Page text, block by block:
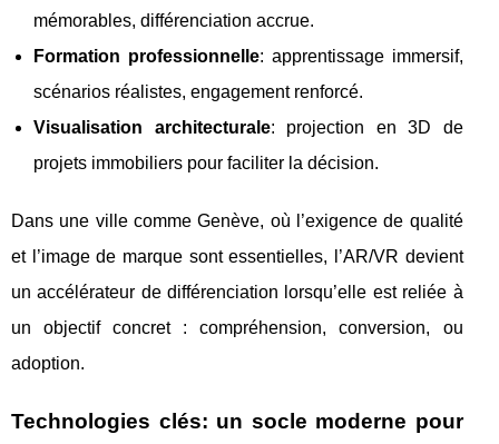
mémorables, différenciation accrue.
Formation professionnelle: apprentissage immersif,
scénarios réalistes, engagement renforcé.
Visualisation architecturale: projection en 3D de
projets immobiliers pour faciliter la décision.
Dans une ville comme Genève, où l’exigence de qualité
et l’image de marque sont essentielles, l’AR/VR devient
un accélérateur de différenciation lorsqu’elle est reliée à
un objectif concret : compréhension, conversion, ou
adoption.
Technologies clés: un socle moderne pour